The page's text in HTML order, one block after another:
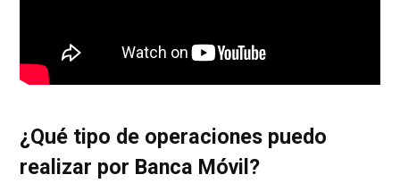
¿Qué tipo de operaciones puedo
realizar por Banca Móvil?